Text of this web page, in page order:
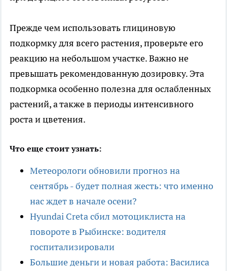
Прежде чем использовать глициновую
подкормку для всего растения, проверьте его
реакцию на небольшом участке. Важно не
превышать рекомендованную дозировку. Эта
подкормка особенно полезна для ослабленных
растений, а также в периоды интенсивного
роста и цветения.
Что еще стоит узнать:
Метеорологи обновили прогноз на
сентябрь - будет полная жесть: что именно
нас ждет в начале осени?
Hyundai Creta сбил мотоциклиста на
повороте в Рыбинске: водителя
госпитализировали
Большие деньги и новая работа: Василиса